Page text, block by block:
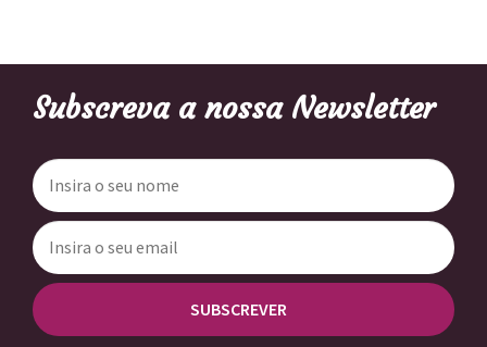
Subscreva a nossa Newsletter